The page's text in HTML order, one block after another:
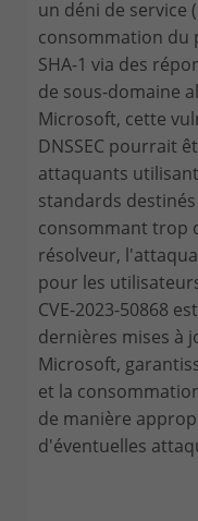
un déni de service
consommation du
SHA-1 via des
de sous-domaine
Microsoft, cette
DNSSEC pourrait
attaquants
standards
consommant trop
résolveur,
pour les
CVE-2023-50868
dernières mises à
Microsoft,
et la
de manière
d'éventuelles